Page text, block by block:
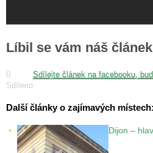
Líbil se vám náš
0
Sdíleno
Sdílejte článek na facebooku,
Další články o zajímavých místech:
Dijon –